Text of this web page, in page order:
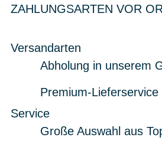
ZAHLUNGSARTEN VOR
Versandarten
Abholung in unserem
Premium-Lieferservice
Service
Große Auswahl aus